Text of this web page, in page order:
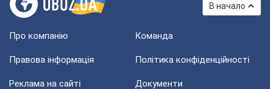
В начало
Про компанію Команда
Правова інформація Політика конфіденційності
Реклама на сайті Документи